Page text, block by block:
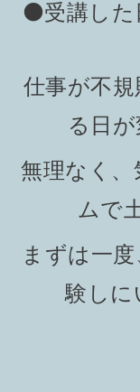
⚫️受講し
仕事が不規
る日が
無理なく
ムで
まずは一
験しに